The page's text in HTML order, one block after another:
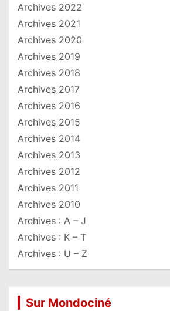
Archives 2022
Archives 2021
Archives 2020
Archives 2019
Archives 2018
Archives 2017
Archives 2016
Archives 2015
Archives 2014
Archives 2013
Archives 2012
Archives 2011
Archives 2010
Archives : A – J
Archives : K – T
Archives : U – Z
Sur Mondociné